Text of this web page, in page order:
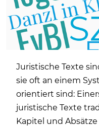
Juristische Texte
sie oft an einem
orientiert sind:
juristische Texte
Kapitel und